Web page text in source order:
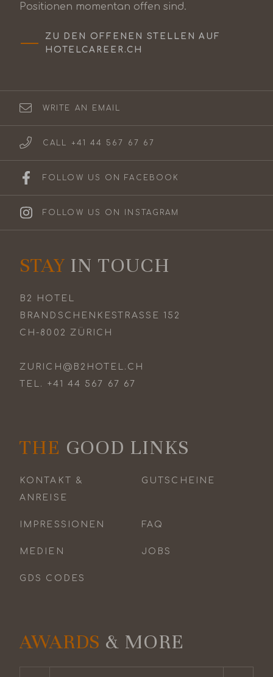
Positionen momentan offen sind.
ZU DEN OFFENEN STELLEN AUF
HOTELCAREER.CH
WRITE AN EMAIL
CALL +41 44 567 67 67
FOLLOW US ON FACEBOOK
FOLLOW US ON INSTAGRAM
STAY IN TOUCH
B2 HOTEL
BRANDSCHENKESTRASSE 152
CH-8002 ZÜRICH
ZURICH@B2HOTEL.CH
TEL. +41 44 567 67 67
THE GOOD LINKS
KONTAKT &
ANREISE
GUTSCHEINE
IMPRESSIONEN FAQ
MEDIEN JOBS
GDS CODES
AWARDS & MORE